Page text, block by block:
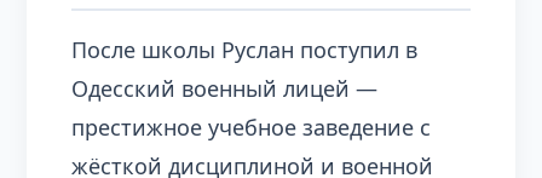
После школы Руслан поступил в
Одесский военный лицей —
престижное учебное заведение с
жёсткой дисциплиной и военной